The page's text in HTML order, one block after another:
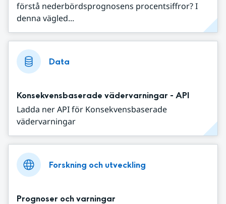
förstå nederbördsprognosens procentsiffror? I
denna vägled...
Data
Konsekvensbaserade vädervarningar - API
Ladda ner API för Konsekvensbaserade
vädervarningar
Forskning och utveckling
Prognoser och varningar